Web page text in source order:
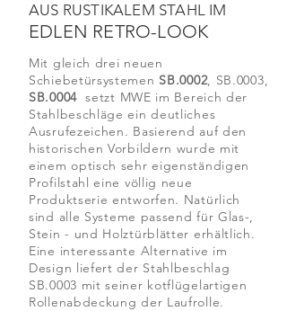
AUS RUSTIKALEM STAHL IM
EDLEN RETRO-LOOK
Mit gleich drei neuen
Schiebetürsystemen SB.0002, SB.0003,
SB.0004setzt MWE im Bereich der
Stahlbeschläge ein deutliches
Ausrufezeichen. Basierend auf den
historischen Vorbildern wurde mit
einem optisch sehr eigenständigen
Profilstahl eine völlig neue
Produktserie entworfen. Natürlich
sind alle Systeme passend für Glas-,
Stein - und Holztürblätter erhältlich.
Eine interessante Alternative im
Design liefert der Stahlbeschlag
SB.0003 mit seiner kotflügelartigen
Rollenabdeckung der Laufrolle.